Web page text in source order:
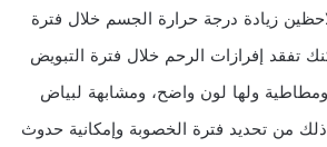
زيادة درجة حرارة الجسم خلال فترة
تفقد إفرازات الرحم خلال فترة التبويض
ولها لون واضح، ومشابهة لبياض
من تحديد فترة الخصوبة وإمكانية حدوث